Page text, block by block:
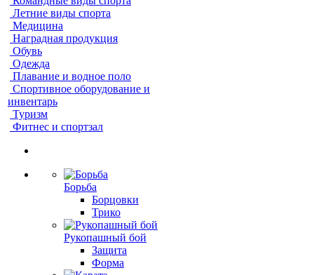
Летние виды спорта
Медицина
Наградная продукция
Обувь
Одежда
Плавание и водное поло
Спортивное оборудование и
инвентарь
Туризм
Фитнес и спортзал
Борьба
Борцовки
Трико
Рукопашный бой
Защита
Форма